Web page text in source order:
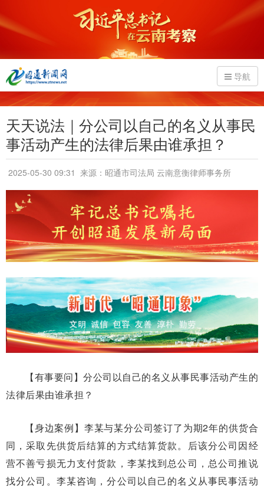
导航
天天说法｜分公司以自己的名义从事民
事活动产生的法律后果由谁承担？
2025-05-30 09:31 来源：昭通市司法局 云南意衡律师事务所
【有事要问】分公司以自己的名义从事民事活动产生的
法律后果由谁承担？
【身边案例】李某与某分公司签订了为期2年的供货合
同，采取先供货后结算的方式结算货款。后该分公司因经
营不善亏损无力支付货款，李某找到总公司，总公司推说
找分公司。李某咨询，分公司以自己的名义从事民事活动